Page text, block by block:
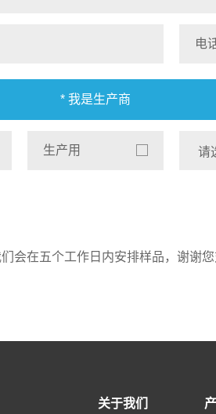
* 我是生产商
生产用
会在五个工作日内安排样品，谢谢您
关于我们